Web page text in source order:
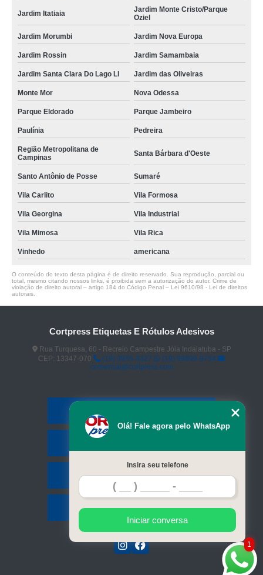
Jardim Itatiaia
Jardim Monte Cristo/Parque
Oziel
Jardim Morumbi Jardim Nova Europa
Jardim Rossin Jardim Samambaia
Jardim Santa Clara Do Lago Ll Jardim das Oliveiras
Monte Mor Nova Odessa
Parque Eldorado Parque Jambeiro
Paulínia Pedreira
Região Metropolitana de
Campinas
Santa Bárbara d'Oeste
Santo Antônio de Posse Sumaré
Vila Carlito Vila Formosa
Vila Georgina Vila Industrial
Vila Mimosa Vila Rica
Vinhedo americana
O conteúdo do texto desta página é de direito reservado. Sua reprodução, parcial ou
total, mesmo citando nossos links, é proibida sem a autorização do autor. Crime de
violação de direito autoral – artigo 184 do Código Penal – Lei 9610/98 - Lei de direitos
autorais
Cortpress Etiquetas E Rótulos Adesivos
Rua Turquesa, 60 - Recreio Campestre Jóia Indaiatuba - SP
CEP: 13347-070
(19) 3935-3327
(19) 99899-9754
comercial@cortpress.com
Contato
Mapa do site
1
Olá! Fale agora pelo WhatsApp
Insira seu telefone
Iniciar conversa